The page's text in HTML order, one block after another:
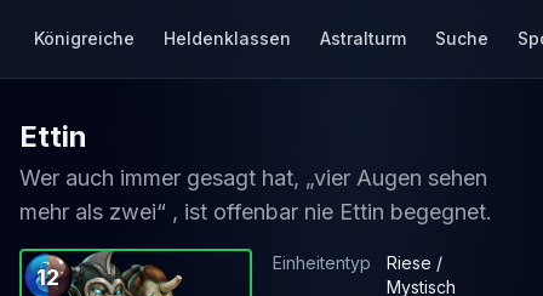
Königreiche Heldenklassen Astralturm Suche
Ettin
Wer auch immer gesagt hat, „vier Augen sehen
mehr als zwei“ , ist offenbar nie Ettin begegnet.
12
Einheitentyp
Riese /
Mystisch